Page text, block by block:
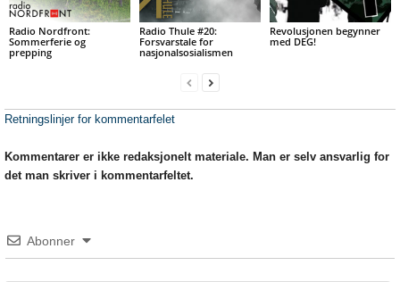
Radio Nordfront:
Sommerferie og
prepping
Radio Thule #20:
Forsvarstale for
nasjonalsosialismen
Revolusjonen begynner
med DEG!
Retningslinjer for kommentarfelet
Kommentarer er ikke redaksjonelt materiale. Man er selv ansvarlig for
det man skriver i kommentarfeltet.
Abonner